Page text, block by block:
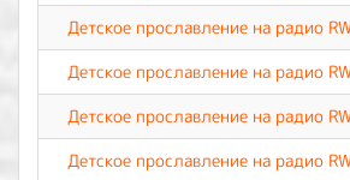
Детское прославление на радио
Детское прославление на радио
Детское прославление на радио
Детское прославление на радио